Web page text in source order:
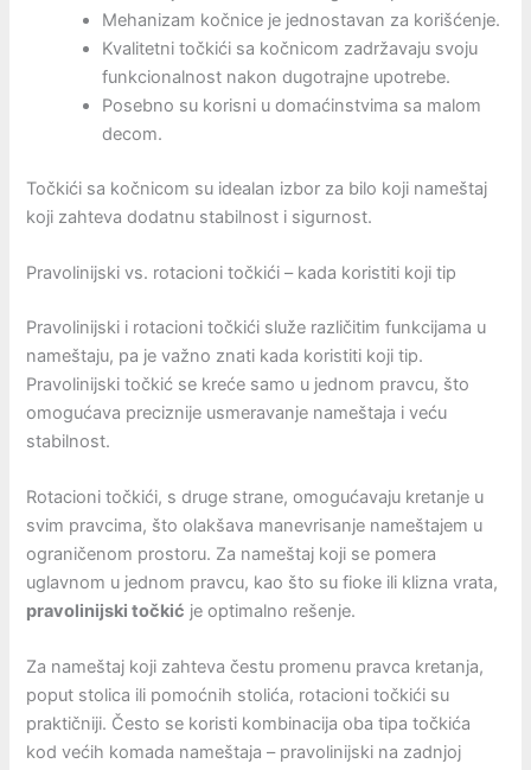
Mehanizam kočnice je jednostavan za korišćenje.
Kvalitetni točkići sa kočnicom zadržavaju svoju
funkcionalnost nakon dugotrajne upotrebe.
Posebno su korisni u domaćinstvima sa malom
decom.
Točkići sa kočnicom su idealan izbor za bilo koji nameštaj
koji zahteva dodatnu stabilnost i sigurnost.
Pravolinijski vs. rotacioni točkići – kada koristiti koji tip
Pravolinijski i rotacioni točkići služe različitim funkcijama u
nameštaju, pa je važno znati kada koristiti koji tip.
Pravolinijski točkić se kreće samo u jednom pravcu, što
omogućava preciznije usmeravanje nameštaja i veću
stabilnost.
Rotacioni točkići, s druge strane, omogućavaju kretanje u
svim pravcima, što olakšava manevrisanje nameštajem u
ograničenom prostoru. Za nameštaj koji se pomera
uglavnom u jednom pravcu, kao što su fioke ili klizna vrata,
pravolinijski točkić je optimalno rešenje.
Za nameštaj koji zahteva čestu promenu pravca kretanja,
poput stolica ili pomoćnih stolića, rotacioni točkići su
praktičniji. Često se koristi kombinacija oba tipa točkića
kod većih komada nameštaja – pravolinijski na zadnjoj